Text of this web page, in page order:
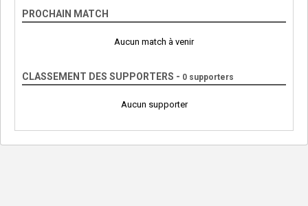
PROCHAIN MATCH
Aucun match à venir
CLASSEMENT DES SUPPORTERS - 0 supporters
Aucun supporter